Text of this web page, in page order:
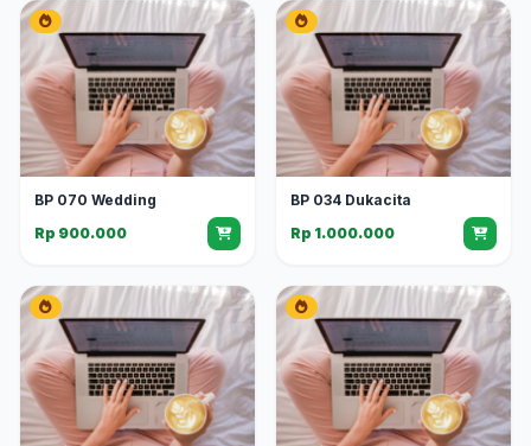
BP 070 Wedding
Rp 900.000
BP 034 Dukacita
Rp 1.000.000